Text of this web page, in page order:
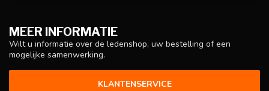
MEER INFORMATIE
Wilt u informatie over de ledenshop, uw bestelling of een
mogelijke samenwerking.
KLANTENSERVICE